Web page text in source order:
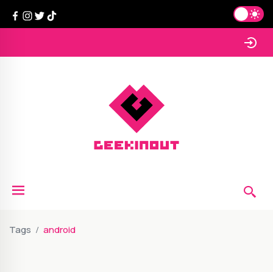
Tags android